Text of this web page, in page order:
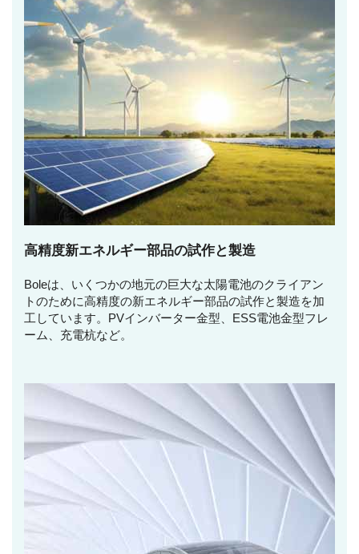
高精度新エネルギー部品の試作と製造
Boleは、いくつかの地元の巨大な太陽電池のクライアン
トのために高精度の新エネルギー部品の試作と製造を加
工しています。PVインバーター金型、ESS電池金型フレ
ーム、充電杭など。